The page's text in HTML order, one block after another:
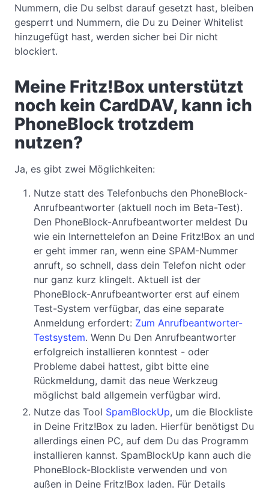
Nummern, die Du selbst darauf gesetzt hast, bleiben
gesperrt und Nummern, die Du zu Deiner Whitelist
hinzugefügt hast, werden sicher bei Dir nicht
blockiert.
Meine Fritz!Box unterstützt
noch kein CardDAV, kann ich
PhoneBlock trotzdem
nutzen?
Ja, es gibt zwei Möglichkeiten:
Nutze statt des Telefonbuchs den PhoneBlock-
Anrufbeantworter (aktuell noch im Beta-Test).
Den PhoneBlock-Anrufbeantworter meldest Du
wie ein Internettelefon an Deine Fritz!Box an und
er geht immer ran, wenn eine SPAM-Nummer
anruft, so schnell, dass dein Telefon nicht oder
nur ganz kurz klingelt. Aktuell ist der
PhoneBlock-Anrufbeantworter erst auf einem
Test-System verfügbar, das eine separate
Anmeldung erfordert: Zum Anrufbeantworter-
Testsystem. Wenn Du Den Anrufbeantworter
erfolgreich installieren konntest - oder
Probleme dabei hattest, gibt bitte eine
Rückmeldung, damit das neue Werkzeug
möglichst bald allgemein verfügbar wird.
Nutze das Tool SpamBlockUp, um die Blockliste
in Deine Fritz!Box zu laden. Hierfür benötigst Du
allerdings einen PC, auf dem Du das Programm
installieren kannst. SpamBlockUp kann auch die
PhoneBlock-Blockliste verwenden und von
außen in Deine Fritz!Box laden. Für Details